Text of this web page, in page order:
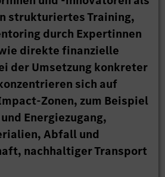
strukturiertes Training,
durch Expertinnen
direkte finanzielle
der Umsetzung konkreter
sich auf
Zonen, zum Beispiel
Energiezugang,
Abfall und
nachhaltiger Transport